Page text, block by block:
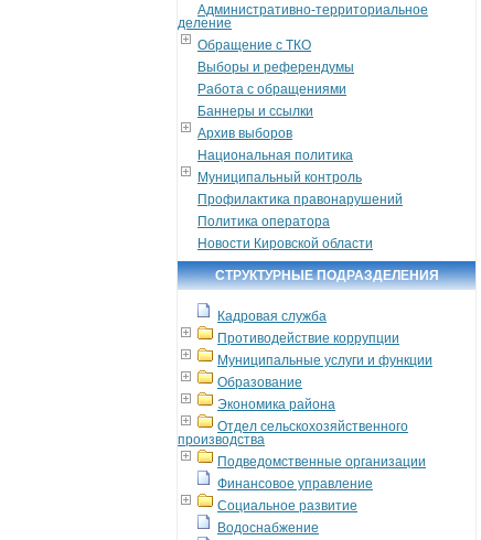
Административно-территориальное
деление
Обращение с ТКО
Выборы и референдумы
Работа с обращениями
Баннеры и ссылки
Архив выборов
Национальная политика
Муниципальный контроль
Профилактика правонарушений
Политика оператора
Новости Кировской области
СТРУКТУРНЫЕ ПОДРАЗДЕЛЕНИЯ
Кадровая служба
Противодействие коррупции
Муниципальные услуги и функции
Образование
Экономика района
Отдел сельскохозяйственного
производства
Подведомственные организации
Финансовое управление
Социальное развитие
Водоснабжение